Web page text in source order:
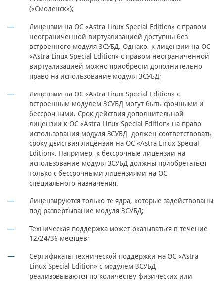
(«Смоленск»);
Лицензии на ОС «Astra Linux Special Edition» с правом
неограниченной виртуализацией доступны без
встроенного модуля ЗСУБД. Однако, к лицензии на ОС
«Astra Linux Special Edition» с правом неограниченной
виртуализацией можно приобрести дополнительно
право на использование модуля ЗСУБД;
Лицензии на ОС «Astra Linux Special Edition» с
встроенным модулем ЗСУБД могут быть срочными и
бессрочными. Срок действия дополнительной
лицензии к ОС «Astra Linux Special Edition» на право
использования модуля ЗСУБД должен соответствовать
сроку действия лицензии на ОС «Astra Linux Special
Edition». Например, к бессрочные лицензии на
использование модуля ЗСУБД должны приобретаться
только с бессрочными лицензиями на ОС
специального назначения.
Лицензируются только те ядра, которые задействованы
под развертывание модуля ЗСУБД;
Техническая поддержка может оказываться в течение
12/24/36 месяцев;
Сертификаты технической поддержки на ОС «Astra
Linux Special Edition» с модулем ЗСУБД
реализовываются по количеству физических или